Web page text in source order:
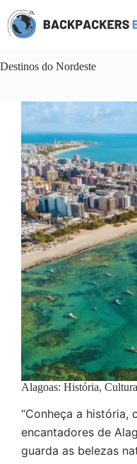
para
Destinos do Nordeste
Alagoas: História,
“Conheça a história,
encantadores de
guarda as belezas